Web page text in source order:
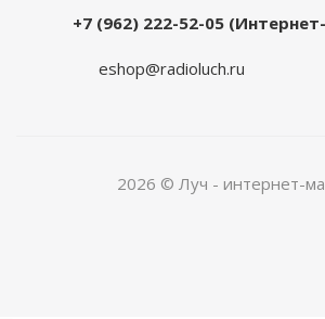
+7 (962) 222-52-05
eshop@radioluch.ru
2026 © Луч - интернет-